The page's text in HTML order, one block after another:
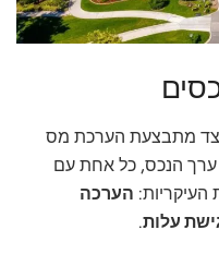
מתבצעת הערכת מס
ערך הנכס, כל אחת עם
הערכה
עלות.